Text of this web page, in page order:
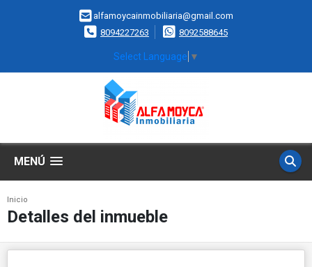
alfamoycainmobiliaria@gmail.com
8094227263
8092588645
Select Language ▼
MENÚ
Inicio
Detalles del inmueble